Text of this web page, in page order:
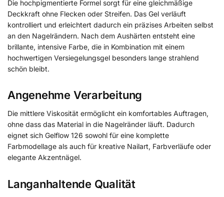
Die hochpigmentierte Formel sorgt für eine gleichmäßige
Deckkraft ohne Flecken oder Streifen. Das Gel verläuft
kontrolliert und erleichtert dadurch ein präzises Arbeiten selbst
an den Nagelrändern. Nach dem Aushärten entsteht eine
brillante, intensive Farbe, die in Kombination mit einem
hochwertigen Versiegelungsgel besonders lange strahlend
schön bleibt.
Angenehme Verarbeitung
Die mittlere Viskosität ermöglicht ein komfortables Auftragen,
ohne dass das Material in die Nagelränder läuft. Dadurch
eignet sich Gelflow 126 sowohl für eine komplette
Farbmodellage als auch für kreative Nailart, Farbverläufe oder
elegante Akzentnägel.
Langanhaltende Qualität